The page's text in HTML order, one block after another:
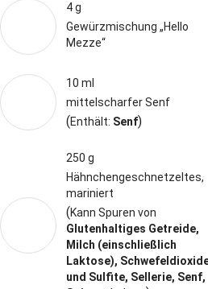
4 g
Gewürzmischung „Hello
Mezze“
10 ml
mittelscharfer Senf
(Enthält: Senf)
250 g
Hähnchengeschnetzeltes,
mariniert
(Kann Spuren von
Glutenhaltiges Getreide,
Milch (einschließlich
Laktose),
und Sulfite, Sellerie, Senf,